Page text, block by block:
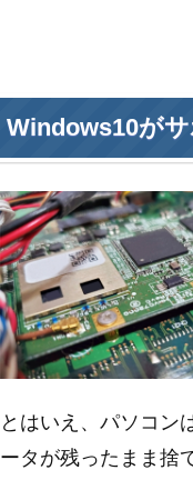
Windows10が
とはいえ、パソコン
ータが残ったまま捨